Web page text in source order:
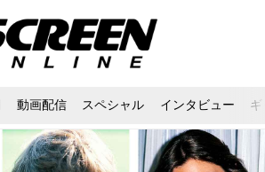
動画配信 スペシャル インタビュー